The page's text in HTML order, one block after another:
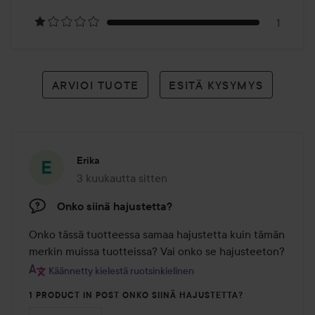
1
ARVIOI TUOTE ESITÄ KYSYMYS
Erika
3 kuukautta sitten
Viesti luotiin 3 kuukautta sitten
Onko siinä hajustetta?
Onko tässä tuotteessa samaa hajustetta kuin tämän
merkin muissa tuotteissa? Vai onko se hajusteeton?
Käännetty kielestä ruotsinkielinen
1 PRODUCT IN POST ONKO SIINÄ HAJUSTETTA?